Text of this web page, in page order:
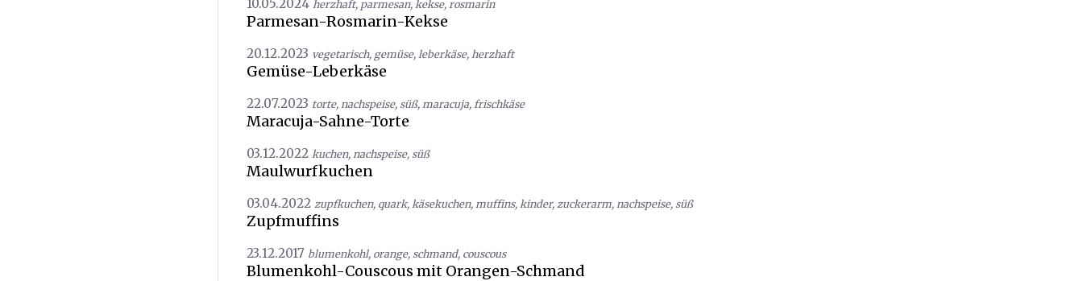
10.05.2024 herzhaft, parmesan, kekse, rosmarin
Parmesan-Rosmarin-Kekse
20.12.2023 vegetarisch, gemüse, leberkäse, herzhaft
Gemüse-Leberkäse
22.07.2023 torte, nachspeise, süß, maracuja, frischkäse
Maracuja-Sahne-Torte
03.12.2022 kuchen, nachspeise, süß
Maulwurfkuchen
03.04.2022 zupfkuchen, quark, käsekuchen, muffins, kinder, zuckerarm, nachspeise, süß
Zupfmuffins
23.12.2017 blumenkohl, orange, schmand, couscous
Blumenkohl-Couscous mit Orangen-Schmand